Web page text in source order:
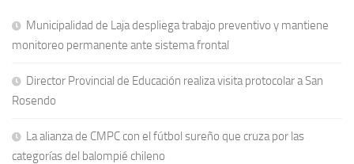
Municipalidad de Laja despliega trabajo preventivo y mantiene
monitoreo permanente ante sistema frontal
Director Provincial de Educación realiza visita protocolar a San
Rosendo
La alianza de CMPC con el fútbol sureño que cruza por las
categorías del balompié chileno